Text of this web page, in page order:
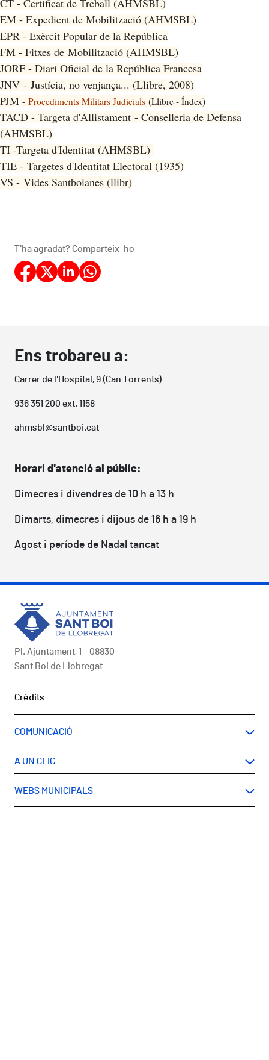
CT - Certificat de Treball (AHMSBL)
EM - Expedient de Mobilització (AHMSBL)
EPR - Exèrcit Popular de la República
FM - Fitxes de Mobilització (AHMSBL)
JORF - Diari Oficial de la República Francesa
JNV - Justícia, no venjança... (Llibre, 2008)
PJM - Procediments Militars Judicials (Llibre - Índex)
TACD - Targeta d'Allistament - Conselleria de Defensa
(AHMSBL)
TI -Targeta d'Identitat (AHMSBL)
TIE - Targetes d'Identitat Electoral (1935)
VS - Vides Santboianes (llibr)
T'ha agradat? Comparteix-ho
Ens trobareu a:
Carrer de l'Hospital, 9 (Can Torrents)
936 351 200 ext. 1158
ahmsbl@santboi.cat
Horari d'atenció al públic:
Dimecres i divendres de 10 h a 13 h
Dimarts, dimecres i dijous de 16 h a 19 h
Agost i període de Nadal tancat
Pl. Ajuntament, 1 - 08830
Sant Boi de Llobregat
Peu
Crèdits
COMUNICACIÓ
A UN CLIC
WEBS MUNICIPALS